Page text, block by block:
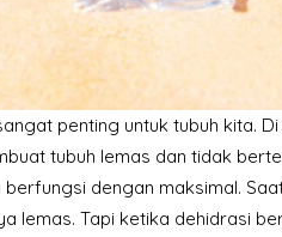
penting untuk tubuh kita.
tubuh lemas dan tidak
berfungsi dengan maksimal.
lemas. Tapi ketika dehidrasi